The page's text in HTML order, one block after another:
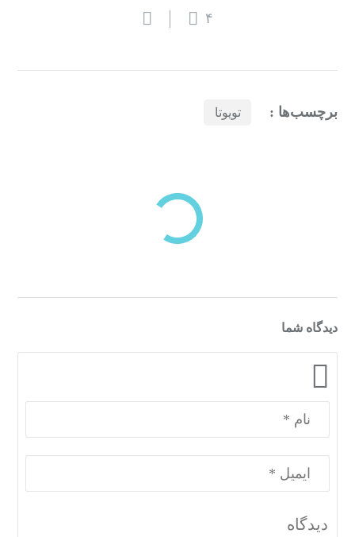
۴
برچسب‌ها : تویوتا
دسته‌بندی‌های منتخب برای شما
دیدگاه شما